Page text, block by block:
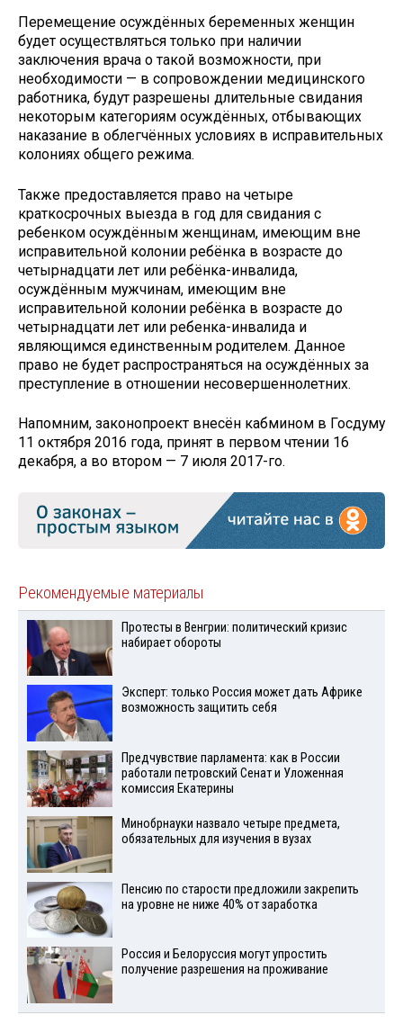
Перемещение осуждённых беременных женщин
будет осуществляться только при наличии
заключения врача о такой возможности, при
необходимости — в сопровождении медицинского
работника, будут разрешены длительные свидания
некоторым категориям осуждённых, отбывающих
наказание в облегчённых условиях в исправительных
колониях общего режима.
Также предоставляется право на четыре
краткосрочных выезда в год для свидания с
ребенком осуждённым женщинам, имеющим вне
исправительной колонии ребёнка в возрасте до
четырнадцати лет или ребёнка-инвалида,
осуждённым мужчинам, имеющим вне
исправительной колонии ребёнка в возрасте до
четырнадцати лет или ребенка-инвалида и
являющимся единственным родителем. Данное
право не будет распространяться на осуждённых за
преступление в отношении несовершеннолетних.
Напомним, законопроект внесён кабмином в Госдуму
11 октября 2016 года, принят в первом чтении 16
декабря, а во втором — 7 июля 2017-го.
Рекомендуемые материалы
Протесты в Венгрии: политический кризис
набирает обороты
Эксперт: только Россия может дать Африке
возможность защитить себя
Предчувствие парламента: как в России
работали петровский Сенат и Уложенная
комиссия Екатерины
Минобрнауки назвало четыре предмета,
обязательных для изучения в вузах
Пенсию по старости предложили закрепить
на уровне не ниже 40% от заработка
Россия и Белоруссия могут упростить
получение разрешения на проживание